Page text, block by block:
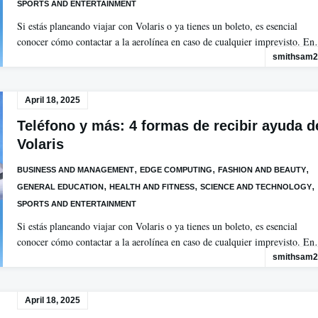
SPORTS AND ENTERTAINMENT
Si estás planeando viajar con Volaris o ya tienes un boleto, es esencial
conocer cómo contactar a la aerolínea en caso de cualquier imprevisto.
April 18, 2025
Teléfono y más: 4 formas de recibir ayuda
Volaris
BUSINESS AND MANAGEMENT, EDGE COMPUTING, FASHION AND BEAUTY,
GENERAL EDUCATION, HEALTH AND FITNESS, SCIENCE AND TECHNOLOGY,
SPORTS AND ENTERTAINMENT
Si estás planeando viajar con Volaris o ya tienes un boleto, es esencial
conocer cómo contactar a la aerolínea en caso de cualquier imprevisto.
April 18, 2025